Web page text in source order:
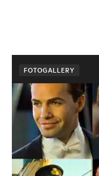
FOTOGALLERY